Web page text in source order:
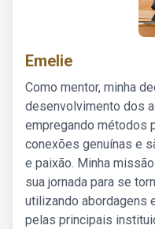
Emelie
Como mentor, minha
desenvolvimento dos
empregando métodos
conexões genuínas e
e paixão. Minha
sua jornada para se
utilizando abordagens
pelas principais